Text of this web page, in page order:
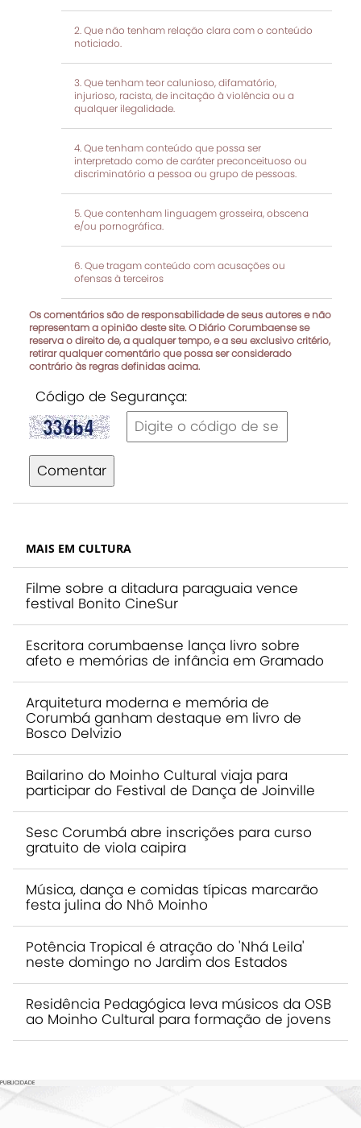
Que não tenham relação clara com o conteúdo
noticiado.
Que tenham teor calunioso, difamatório,
injurioso, racista, de incitação à violência ou a
qualquer ilegalidade.
Que tenham conteúdo que possa ser
interpretado como de caráter preconceituoso ou
discriminatório a pessoa ou grupo de pessoas.
Que contenham linguagem grosseira, obscena
e/ou pornográfica.
Que tragam conteúdo com acusações ou
ofensas à terceiros
Os comentários são de responsabilidade de seus autores e não
representam a opinião deste site. O Diário Corumbaense se
reserva o direito de, a qualquer tempo, e a seu exclusivo critério,
retirar qualquer comentário que possa ser considerado
contrário às regras definidas acima.
Código de Segurança:
Comentar
MAIS EM CULTURA
Filme sobre a ditadura paraguaia vence
festival Bonito CineSur
Escritora corumbaense lança livro sobre
afeto e memórias de infância em Gramado
Arquitetura moderna e memória de
Corumbá ganham destaque em livro de
Bosco Delvizio
Bailarino do Moinho Cultural viaja para
participar do Festival de Dança de Joinville
Sesc Corumbá abre inscrições para curso
gratuito de viola caipira
Música, dança e comidas típicas marcarão
festa julina do Nhô Moinho
Potência Tropical é atração do 'Nhá Leila'
neste domingo no Jardim dos Estados
Residência Pedagógica leva músicos da OSB
ao Moinho Cultural para formação de jovens
PUBLICIDADE